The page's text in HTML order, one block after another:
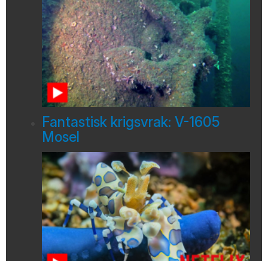
Fantastisk krigsvrak: V-1605
Mosel